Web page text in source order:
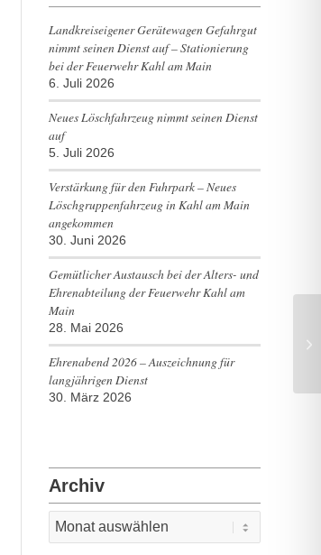
Landkreiseigener Gerätewagen Gefahrgut
nimmt seinen Dienst auf – Stationierung
bei der Feuerwehr Kahl am Main
6. Juli 2026
Neues Löschfahrzeug nimmt seinen Dienst
auf
5. Juli 2026
Verstärkung für den Fuhrpark – Neues
Löschgruppenfahrzeug in Kahl am Main
angekommen
30. Juni 2026
Gemütlicher Austausch bei der Alters- und
Ehrenabteilung der Feuerwehr Kahl am
Main
28. Mai 2026
Ehrenabend 2026 – Auszeichnung für
langjährigen Dienst
30. März 2026
Archiv